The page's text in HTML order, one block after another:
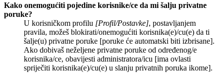
Kako onemogućiti pojedine korisnike/ce da mi šalju privatne
poruke?
U korisničkom profilu [Profil/Postavke], postavljanjem
pravila, možeš blokirati/onemogućiti korisnika(e)/cu(e) da ti
šalje(u) privatne poruke [poruke će automatski biti izbrisane].
Ako dobivaš neželjene privatne poruke od određenog/e
korisnika/ce, obavijesti administratora/icu [ima ovlasti
spriječiti korisnika(e)/cu(e) u slanju privatnih poruka ikome].